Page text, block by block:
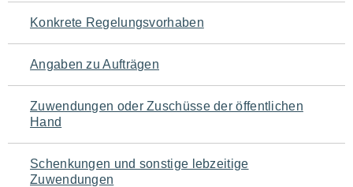
Seiteninhalt
Konkrete Regelungsvorhaben
Angaben zu Aufträgen
Zuwendungen oder Zuschüsse der öffentlichen
Hand
Schenkungen und sonstige lebzeitige
Zuwendungen